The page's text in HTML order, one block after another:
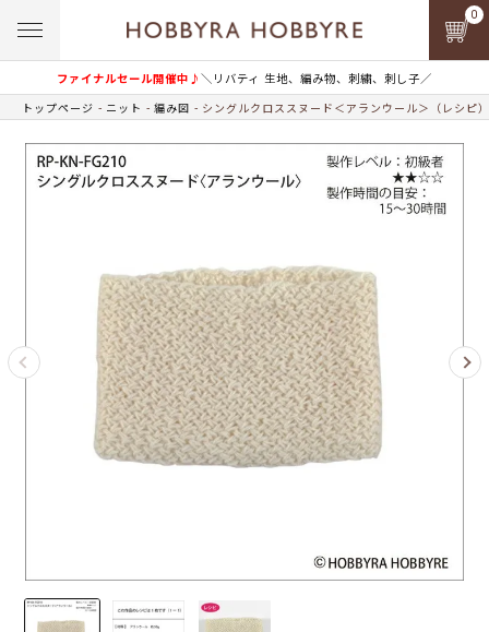
ファイナルセール開催中♪＼リバティ 生地、編み物、刺繍、刺し子／
0
トップページ ニット 編み図 シングルクロススヌード＜アランウール＞（レシピ）